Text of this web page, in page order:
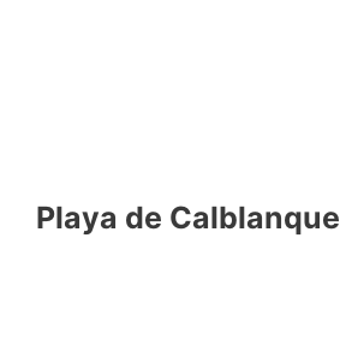
Playa de Calblanque